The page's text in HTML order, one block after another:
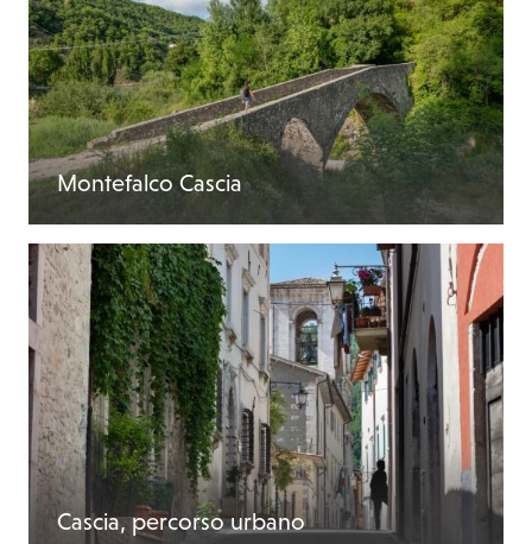
Montefalco Cascia
Cascia, percorso urbano